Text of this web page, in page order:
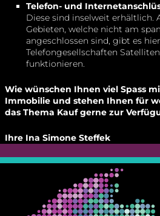
Telefon- und
Diese sind inselweit erhältlich.
Gebieten, welche nicht am
angeschlossen sind, gibt es
Telefongesellschaften
funktionieren.
Wie wünschen Ihnen viel Spass
Immobilie und stehen Ihnen für
das Thema Kauf gerne zur
Ihre Ina Simone Steffek